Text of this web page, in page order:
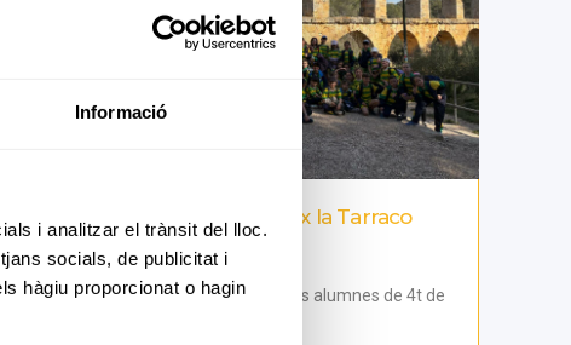
Informació
i analitzar el trànsit del lloc.
socials, de publicitat i
hàgiu proporcionat o hagin
L’alumnat de 4t descobreix la Tarraco
romana
El passat dimecres 25 de març, els alumnes de 4t de